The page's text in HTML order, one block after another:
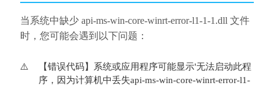
当系统中缺少 api-ms-win-core-winrt-error-l1-1-1.dll 文件
时，您可能会遇到以下问题：
【错误代码】系统或应用程序可能显示'无法启动此程
序，因为计算机中丢失api-ms-win-core-winrt-error-l1-